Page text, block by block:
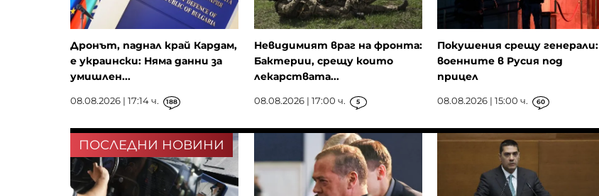
Партията на унгарския премиер
номинира бивш съдя от
Върховния съд за президент
Дронът, паднал край Кардам,
е украински: Няма данни за
умишлен...
08.08.2026 | 17:14 ч. 188
Невидимият враг на фронта:
Бактерии, срещу които
лекарствата...
08.08.2026 | 17:00 ч. 5
Покушения срещу генерали:
военните в Русия под
прицел
08.08.2026 | 15:00 ч. 60
ПОСЛЕДНИ НОВИНИ